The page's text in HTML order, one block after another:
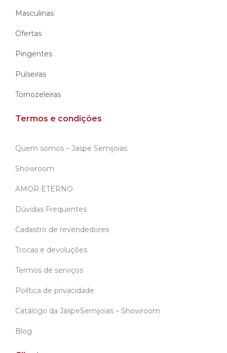
Masculinas
Ofertas
Pingentes
Pulseiras
Tornozeleiras
Termos e condições
Quem somos – Jaspe Semijoias
Showroom
AMOR ETERNO
Dúvidas Frequentes
Cadastro de revendedores
Trocas e devoluções
Termos de serviços
Política de privacidade
Catálogo da JaspeSemijoias – Showroom
Blog